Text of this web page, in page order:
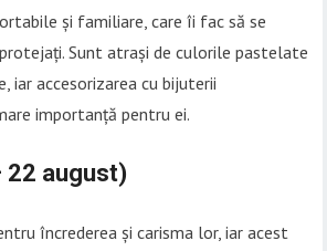
și familiare, care îi fac să se
Sunt atrași de culorile pastelate
iar accesorizarea cu bijuterii
importanță pentru ei.
22 august)
încrederea și carisma lor, iar acest